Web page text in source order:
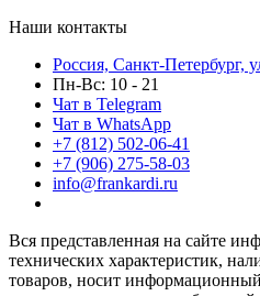
Наши контакты
Россия, Санкт-Петербург,
Пн-Вс: 10 - 21
Чат в Telegram
Чат в WhatsApp
+7 (812) 502-06-41
+7 (906) 275-58-03
info@frankardi.ru
Вся представленная на сайте
технических характеристик,
товаров, носит